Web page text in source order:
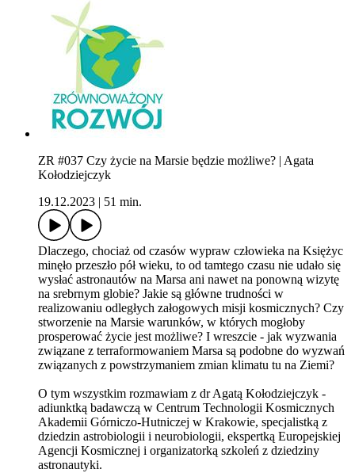
ZR #037 Czy życie na Marsie będzie możliwe? | Agata
Kołodziejczyk
19.12.2023
51 min.
Dlaczego, chociaż od czasów wypraw człowieka na Księżyc
minęło przeszło pół wieku, to od tamtego czasu nie udało się
wysłać astronautów na Marsa ani nawet na ponowną wizytę
na srebrnym globie? Jakie są główne trudności w
realizowaniu odległych załogowych misji kosmicznych? Czy
stworzenie na Marsie warunków, w których mogłoby
prosperować życie jest możliwe? I wreszcie - jak wyzwania
związane z terraformowaniem Marsa są podobne do wyzwań
związanych z powstrzymaniem zmian klimatu tu na Ziemi?
O tym wszystkim rozmawiam z dr Agatą Kołodziejczyk -
adiunktką badawczą w Centrum Technologii Kosmicznych
Akademii Górniczo-Hutniczej w Krakowie, specjalistką z
dziedzin astrobiologii i neurobiologii, ekspertką Europejskiej
Agencji Kosmicznej i organizatorką szkoleń z dziedziny
astronautyki.